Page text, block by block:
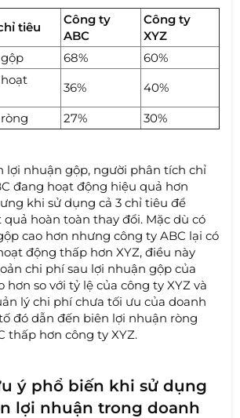
tiêu
Công ty
ABC
Công ty
XYZ
68%
60%
36% 40%
27% 30%
lợi nhuận gộp, người phân tích chỉ
đang hoạt động hiệu quả hơn
khi sử dụng cả 3 chỉ tiêu để
hoàn toàn thay đổi. Mặc dù có
cao hơn nhưng công ty ABC lại có
động thấp hơn XYZ, điều này
chi phí sau lợi nhuận gộp của
hơn so với tỷ lệ của công ty XYZ và
lý chi phí chưa tối ưu của doanh
đó dẫn đến biên lợi nhuận ròng
thấp hơn công ty XYZ.
ý phổ biến khi sử dụng
lợi nhuận trong doanh